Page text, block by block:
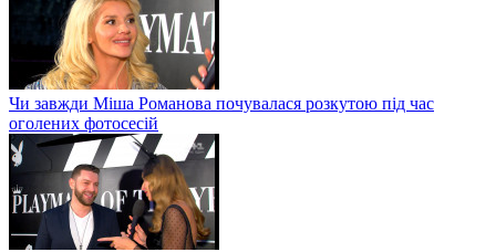
Чи завжди Міша Романова почувалася розкутою під час
оголених фотосесій